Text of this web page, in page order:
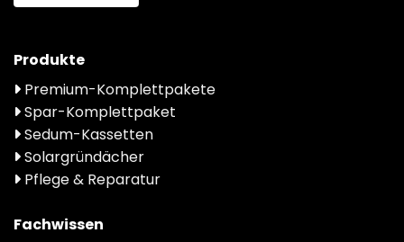
Produkte
Premium-Komplettpakete
Spar-Komplettpaket
Sedum-Kassetten
Solargründächer
Pflege & Reparatur
Fachwissen